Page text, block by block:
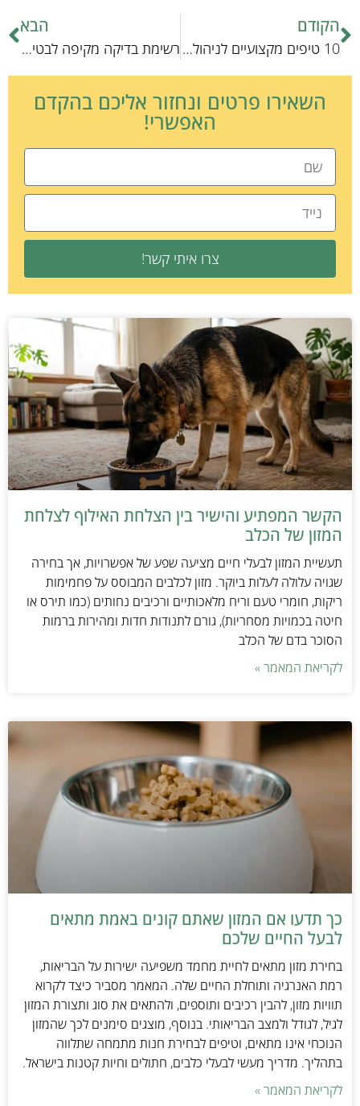
הקודם
10 טיפים מקצועיים לניהול ניקיון בבית עם חתולים
הבא
רשימת בדיקה מקיפה לבטיחות כלבים בסביבת מים
השאירו פרטים ונחזור אליכם בהקדם
האפשרי!
צרו איתי קשר!
הקשר המפתיע והישיר בין הצלחת האילוף לצלחת
המזון של הכלב
תעשיית המזון לבעלי חיים מציעה שפע של אפשרויות, אך בחירה
שגויה עלולה לעלות ביוקר. מזון לכלבים המבוסס על פחמימות
ריקות, חומרי טעם וריח מלאכותיים ורכיבים נחותים (כמו תירס או
חיטה בכמויות מסחריות), גורם לתנודות חדות ומהירות ברמות
הסוכר בדם של הכלב
לקריאת המאמר »
כך תדעו אם המזון שאתם קונים באמת מתאים
לבעל החיים שלכם
בחירת מזון מתאים לחיית מחמד משפיעה ישירות על הבריאות,
רמת האנרגיה ותוחלת החיים שלה. המאמר מסביר כיצד לקרוא
תוויות מזון, להבין רכיבים ותוספים, ולהתאים את סוג ותצורת המזון
לגיל, לגודל ולמצב הבריאותי. בנוסף, מוצגים סימנים לכך שהמזון
הנוכחי אינו מתאים, וטיפים לבחירת חנות מתמחה שתלווה
בתהליך. מדריך מעשי לבעלי כלבים, חתולים וחיות קטנות בישראל.
לקריאת המאמר »